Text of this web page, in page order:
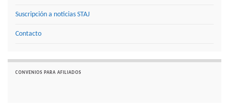
Suscripción a noticias STAJ
Contacto
CONVENIOS PARA AFILIADOS